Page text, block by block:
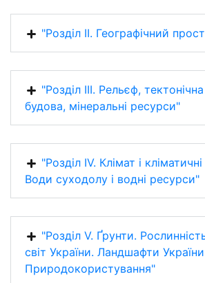
"Розділ IІ. Географічний
"Розділ IIІ. Рельєф,
будова, мінеральні ресурси"
"Розділ IV. Клімат і
Води суходолу і водні ресурси"
"Розділ V. Ґрунти.
світ України. Ландшафти
Природокористування"